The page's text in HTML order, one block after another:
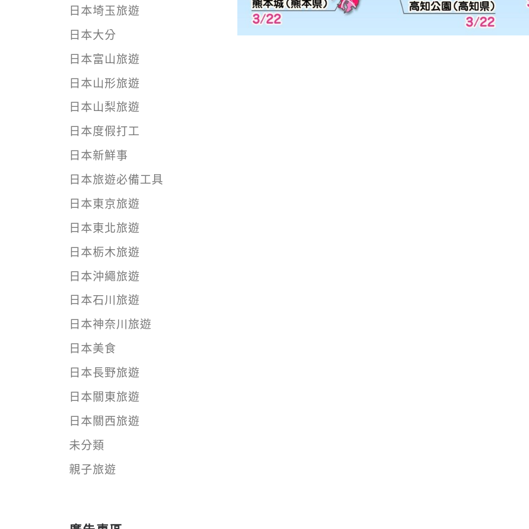
日本埼玉旅遊
日本大分
日本富山旅遊
日本山形旅遊
日本山梨旅遊
日本度假打工
日本新鮮事
日本旅遊必備工具
日本東京旅遊
日本東北旅遊
日本栃木旅遊
日本沖繩旅遊
日本石川旅遊
日本神奈川旅遊
日本美食
日本長野旅遊
日本關東旅遊
日本關西旅遊
未分類
親子旅遊